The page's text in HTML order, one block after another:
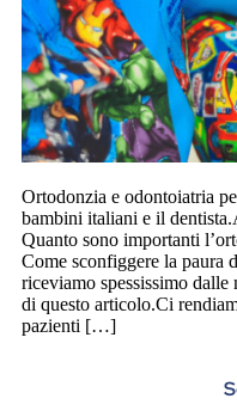
Ortodonzia e odontoiatria
bambini italiani e il
Quanto sono importanti
Come sconfiggere la paura
riceviamo spessissimo dalle
di questo articolo.Ci
pazienti […]